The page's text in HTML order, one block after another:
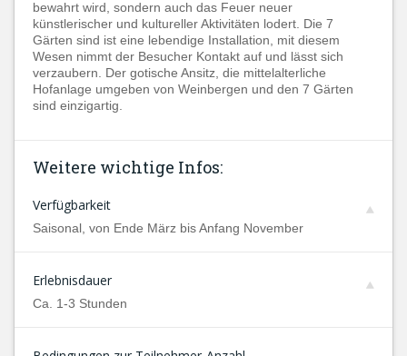
bewahrt wird, sondern auch das Feuer neuer
künstlerischer und kultureller Aktivitäten lodert. Die 7
Gärten sind ist eine lebendige Installation, mit diesem
Wesen nimmt der Besucher Kontakt auf und lässt sich
verzaubern. Der gotische Ansitz, die mittelalterliche
Hofanlage umgeben von Weinbergen und den 7 Gärten
sind einzigartig.
Weitere wichtige Infos:
Verfügbarkeit
Saisonal, von Ende März bis Anfang November
Erlebnisdauer
Ca. 1-3 Stunden